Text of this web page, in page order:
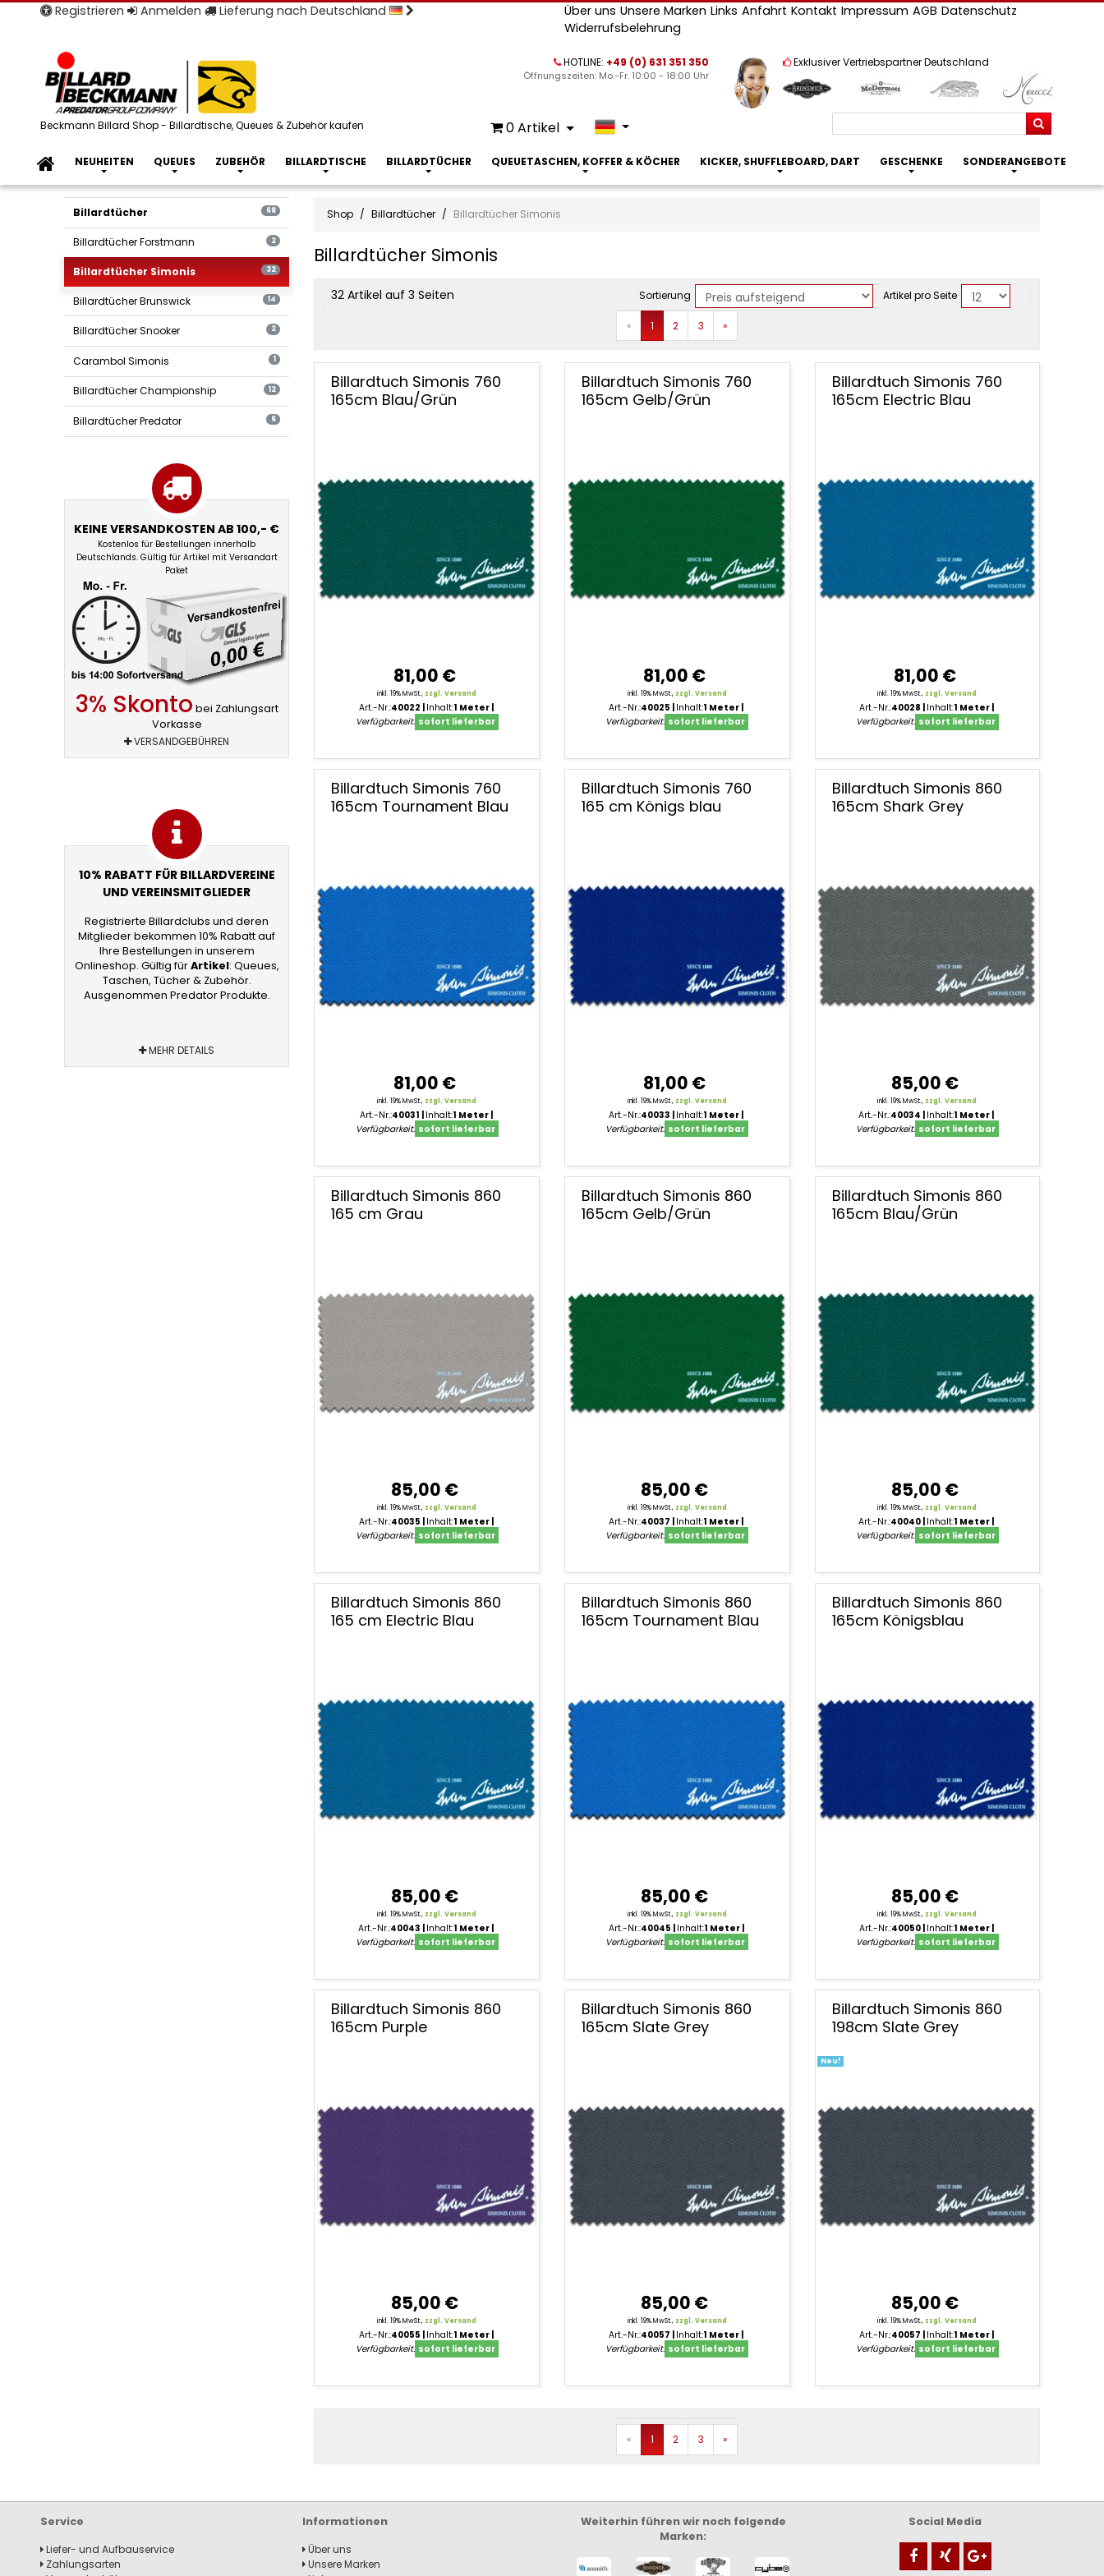
Registrieren Anmelden Lieferung nach Deutschland Über uns Unsere Marken Links Anfahrt Kontakt Impressum AGB Datenschutz
Widerrufsbelehrung
Beckmann Billard Shop - Billardtische, Queues & Zubehör kaufen
Exklusiver Vertriebspartner Deutschland
HOTLINE: +49 (0) 631 351 350
Öffnungszeiten: Mo.-Fr. 10:00 - 18:00 Uhr
0Artikel Suchen
NEUHEITEN QUEUES ZUBEHÖR BILLARDTISCHE BILLARDTÜCHER QUEUETASCHEN, KOFFER & KÖCHER KICKER, SHUFFLEBOARD, DART GESCHENKE SONDERANGEBOTE
Shop Billardtücher Billardtücher Simonis
Billardtücher Simonis
product
32 Artikel auf 3 Seiten Sortierung Artikel pro Seite
«Zurück
1 2 3 »
Simonis
Billardtuch Simonis 760
165cm Blau/Grün
81,00 €
inkl. 19% MwSt., zzgl. Versand
Art.-Nr.:40022 Inhalt:1 Meter
Verfügbarkeit: sofort lieferbar
Billardtuch Simonis 760
165cm Gelb/Grün
81,00 €
inkl. 19% MwSt., zzgl. Versand
Art.-Nr.:40025 Inhalt:1 Meter
Verfügbarkeit: sofort lieferbar
Billardtuch Simonis 760
165cm Electric Blau
81,00 €
inkl. 19% MwSt., zzgl. Versand
Art.-Nr.:40028 Inhalt:1 Meter
Verfügbarkeit: sofort lieferbar
Billardtuch Simonis 760
165cm Tournament Blau
81,00 €
inkl. 19% MwSt., zzgl. Versand
Art.-Nr.:40031 Inhalt:1 Meter
Verfügbarkeit: sofort lieferbar
Billardtuch Simonis 760
165 cm Königs blau
81,00 €
inkl. 19% MwSt., zzgl. Versand
Art.-Nr.:40033 Inhalt:1 Meter
Verfügbarkeit: sofort lieferbar
Billardtuch Simonis 860
165cm Shark Grey
85,00 €
inkl. 19% MwSt., zzgl. Versand
Art.-Nr.:40034 Inhalt:1 Meter
Verfügbarkeit: sofort lieferbar
Billardtuch Simonis 860
165 cm Grau
85,00 €
inkl. 19% MwSt., zzgl. Versand
Art.-Nr.:40035 Inhalt:1 Meter
Verfügbarkeit: sofort lieferbar
Billardtuch Simonis 860
165cm Gelb/Grün
85,00 €
inkl. 19% MwSt., zzgl. Versand
Art.-Nr.:40037 Inhalt:1 Meter
Verfügbarkeit: sofort lieferbar
Billardtuch Simonis 860
165cm Blau/Grün
85,00 €
inkl. 19% MwSt., zzgl. Versand
Art.-Nr.:40040 Inhalt:1 Meter
Verfügbarkeit: sofort lieferbar
Billardtuch Simonis 860
165 cm Electric Blau
85,00 €
inkl. 19% MwSt., zzgl. Versand
Art.-Nr.:40043 Inhalt:1 Meter
Verfügbarkeit: sofort lieferbar
Billardtuch Simonis 860
165cm Tournament Blau
85,00 €
inkl. 19% MwSt., zzgl. Versand
Art.-Nr.:40045 Inhalt:1 Meter
Verfügbarkeit: sofort lieferbar
Billardtuch Simonis 860
165cm Königsblau
85,00 €
inkl. 19% MwSt., zzgl. Versand
Art.-Nr.:40050 Inhalt:1 Meter
Verfügbarkeit: sofort lieferbar
Billardtuch Simonis 860
165cm Purple
85,00 €
inkl. 19% MwSt., zzgl. Versand
Art.-Nr.:40055 Inhalt:1 Meter
Verfügbarkeit: sofort lieferbar
Billardtuch Simonis 860
165cm Slate Grey
85,00 €
inkl. 19% MwSt., zzgl. Versand
Art.-Nr.:40057 Inhalt:1 Meter
Verfügbarkeit: sofort lieferbar
Billardtuch Simonis 860
198cm Slate Grey
Neu!
85,00 €
inkl. 19% MwSt., zzgl. Versand
Art.-Nr.:40057 Inhalt:1 Meter
Verfügbarkeit: sofort lieferbar
«Zurück
1 2 3 »
Billardtücher 68
Billardtücher Forstmann 2
Billardtücher Simonis 32
Billardtücher Brunswick 14
Billardtücher Snooker 2
Carambol Simonis 1
Billardtücher Championship 12
Billardtücher Predator 6
KEINE VERSANDKOSTEN AB 100,- €
Kostenlos für Bestellungen innerhalb
Deutschlands. Gültig für Artikel mit Versandart
Paket
3% Skonto bei Zahlungsart
Vorkasse
VERSANDGEBÜHREN
10% RABATT FÜR BILLARDVEREINE
UND VEREINSMITGLIEDER
Registrierte Billardclubs und deren
Mitglieder bekommen 10% Rabatt auf
Ihre Bestellungen in unserem
Onlineshop. Gültig fürArtikel: Queues,
Taschen, Tücher & Zubehör.
Ausgenommen Predator Produkte.
MEHR DETAILS
Service
Liefer- und Aufbauservice
Zahlungsarten
Informationen
Über uns
Unsere Marken
Weiterhin führen wir noch folgende
Marken:
Social Media